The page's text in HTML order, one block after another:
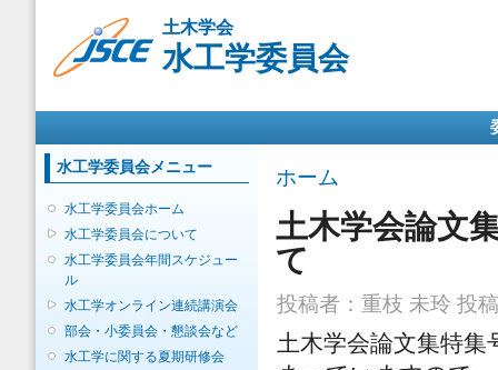
テ
ン
動
土木学会
水工学委員会
水工学委員会メニュー
水工学委員会ホーム
水工学委員会について
水工学委員会年間スケジュー
ル
水工学オンライン連続講演会
部会・小委員会・懇談会など
水工学に関する夏期研修会
現在地
ホーム
土木学会論文
て
投稿者： 重枝 未玲 投
土木学会論文集特